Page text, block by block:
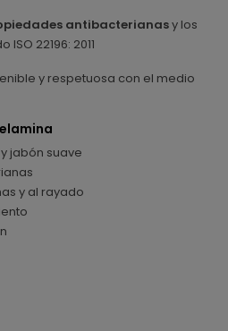
antibacterianasy los
22196: 2011
y respetuosa con el medio
jabón suave
y al rayado